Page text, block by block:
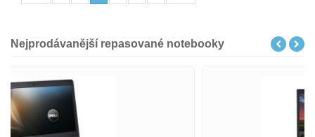
Nejprodávanější repasované notebooky